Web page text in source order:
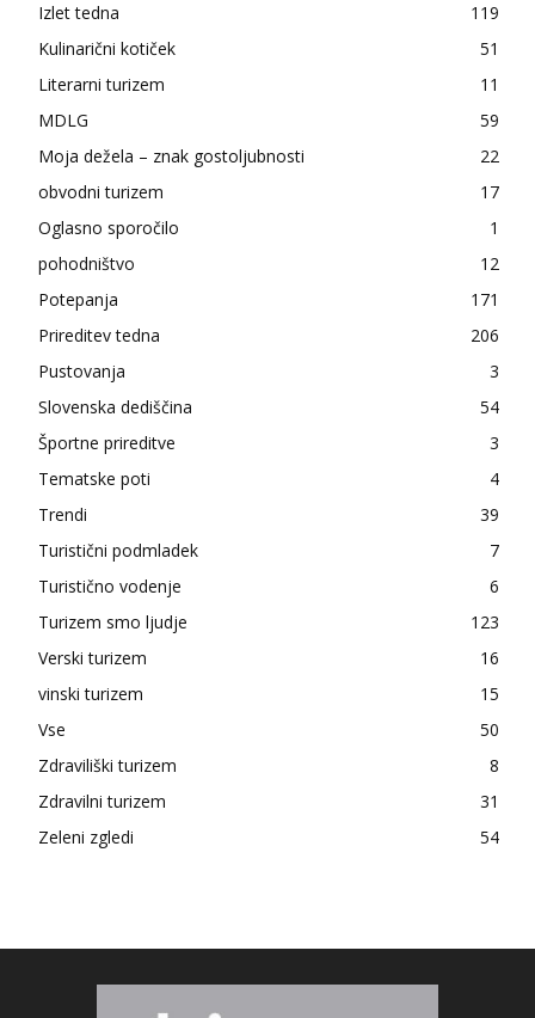
Izlet tedna
119
Kulinarični kotiček
51
Literarni turizem
11
MDLG
59
Moja dežela – znak gostoljubnosti
22
obvodni turizem
17
Oglasno sporočilo
1
pohodništvo
12
Potepanja
171
Prireditev tedna
206
Pustovanja
3
Slovenska dediščina
54
Športne prireditve
3
Tematske poti
4
Trendi
39
Turistični podmladek
7
Turistično vodenje
6
Turizem smo ljudje
123
Verski turizem
16
vinski turizem
15
Vse
50
Zdraviliški turizem
8
Zdravilni turizem
31
Zeleni zgledi
54